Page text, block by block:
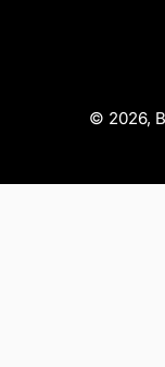
© 2026,